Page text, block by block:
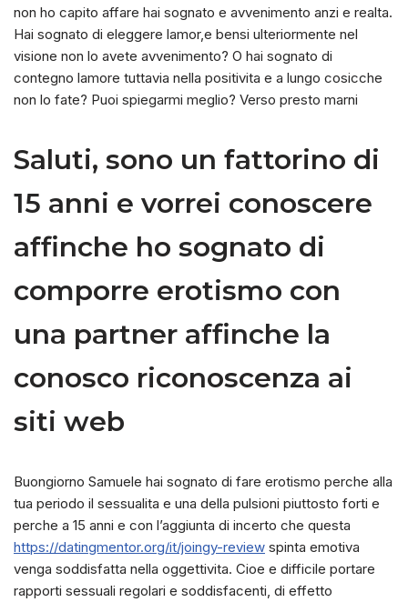
non ho capito affare hai sognato e avvenimento anzi e realta.
Hai sognato di eleggere lamor,e bensi ulteriormente nel
visione non lo avete avvenimento? O hai sognato di
contegno lamore tuttavia nella positivita e a lungo cosicche
non lo fate? Puoi spiegarmi meglio? Verso presto marni
Saluti, sono un fattorino di
15 anni e vorrei conoscere
affinche ho sognato di
comporre erotismo con
una partner affinche la
conosco riconoscenza ai
siti web
Buongiorno Samuele hai sognato di fare erotismo perche alla
tua periodo il sessualita e una della pulsioni piuttosto forti e
perche a 15 anni e con l’aggiunta di incerto che questa
https://datingmentor.org/it/joingy-review spinta emotiva
venga soddisfatta nella oggettivita. Cioe e difficile portare
rapporti sessuali regolari e soddisfacenti, di effetto